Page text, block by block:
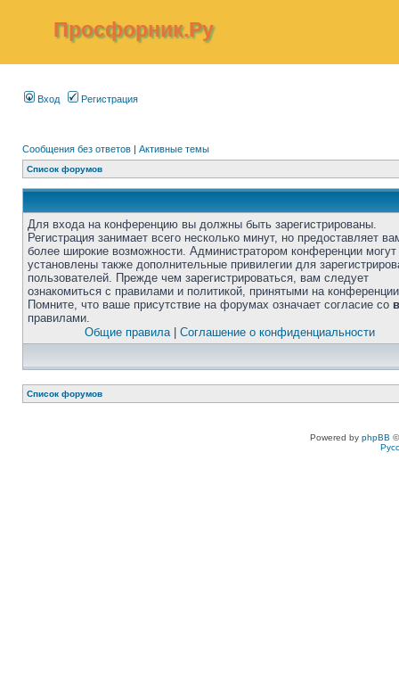
Просфорник.Ру
Вход Регистрация
Сообщения без ответов | Активные темы
Список форумов
Для входа на конференцию вы должны быть зарегистрированы.
Регистрация занимает всего несколько минут, но предоставляет
более широкие возможности. Администратором конференции
установлены также дополнительные привилегии для
пользователей. Прежде чем зарегистрироваться, вам следует
ознакомиться с правилами и политикой, принятыми на
Помните, что ваше присутствие на форумах означает согласие со
правилами.
Общие правила| Соглашение о конфиденциальности
Список форумов
Powered by phpBB